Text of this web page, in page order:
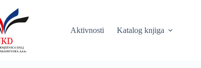
Aktivnosti Katalog knjiga